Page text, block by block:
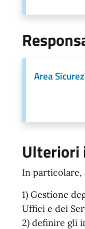
Area
Ulteriori
In particolare,
1) Gestione
Uffici e dei
2) definire gli